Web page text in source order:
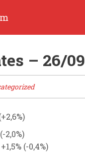
– 26/09
(-2,0%)
(-0,4%)